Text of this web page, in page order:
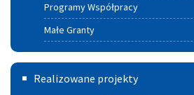
Programy Współpracy
Małe Granty
Termomodernizacja
Realizowane projekty